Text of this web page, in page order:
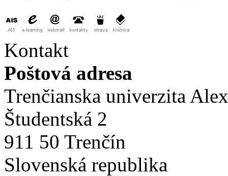
Kontakt
Poštová adresa
Trenčianska univerzita
Študentská 2
911 50 Trenčín
Slovenská republika